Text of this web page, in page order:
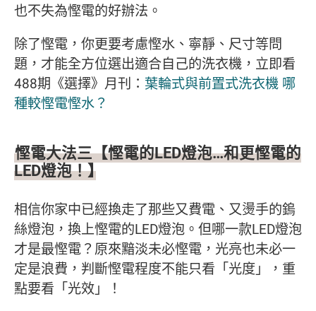
也不失為慳電的好辦法。
除了慳電，你更要考慮慳水、寧靜、尺寸等問
題，才能全方位選出適合自己的洗衣機，立即看
488期《選擇》月刊： 葉輪式與前置式洗衣機 哪
種較慳電慳水？
慳電大法三【慳電的LED燈泡…和更慳電的
LED燈泡！】
相信你家中已經換走了那些又費電、又燙手的鎢
絲燈泡，換上慳電的LED燈泡。但哪一款LED燈泡
才是最慳電？原來黯淡未必慳電，光亮也未必一
定是浪費，判斷慳電程度不能只看「光度」，重
點要看「光效」！